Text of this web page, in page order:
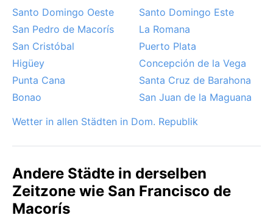
möglich. Insgesamt bietet das ganzjährig warme,
feuchte Klima eine intensive tropische Erfahrung, bei
der die Natur stets üppig und lebendig wirkt.
Santo Domingo Oeste
Santo Domingo Este
San Pedro de Macorís
La Romana
San Cristóbal
Puerto Plata
Higüey
Concepción de la Vega
Punta Cana
Santa Cruz de Barahona
Bonao
San Juan de la Maguana
Wetter in allen Städten in Dom. Republik
Andere Städte in derselben
Zeitzone wie San Francisco de
Macorís